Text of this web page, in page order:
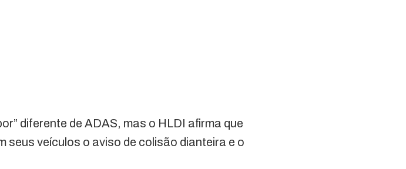
diferente de ADAS, mas o HLDI afirma que
seus veículos o aviso de colisão dianteira e o